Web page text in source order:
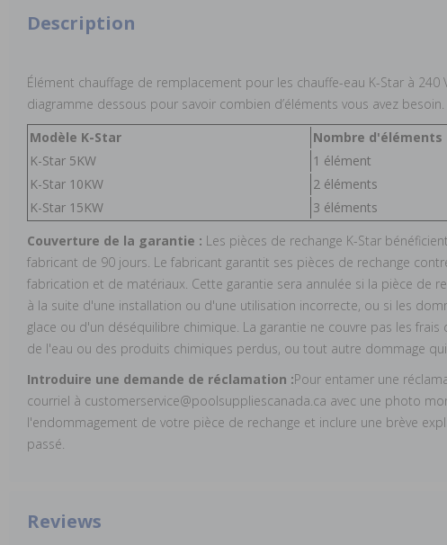
Description
Élément chauffage de remplacement pour les chauffe-eau K-Star à 240
diagramme dessous pour savoir combien d’éléments vous avez besoin. .
Modèle K-Star
Nombre d'éléments
K-Star 5KW
1 élément
K-Star 10KW
2 éléments
K-Star 15KW
3 éléments
Couverture de la garantie : Les pièces de rechange K-Star
fabricant de 90 jours. Le fabricant garantit ses pièces de rechange
fabrication et de matériaux. Cette garantie sera annulée si la pièce de
à la suite d'une installation ou d'une utilisation incorrecte, ou si les
glace ou d'un déséquilibre chimique. La garantie ne couvre pas les
de l'eau ou des produits chimiques perdus, ou tout autre dommage
Introduire une demande de réclamation :Pour entamer une
courriel à customerservice@poolsuppliescanada.ca avec une photo
l'endommagement de votre pièce de rechange et inclure une brève
passé.
Reviews